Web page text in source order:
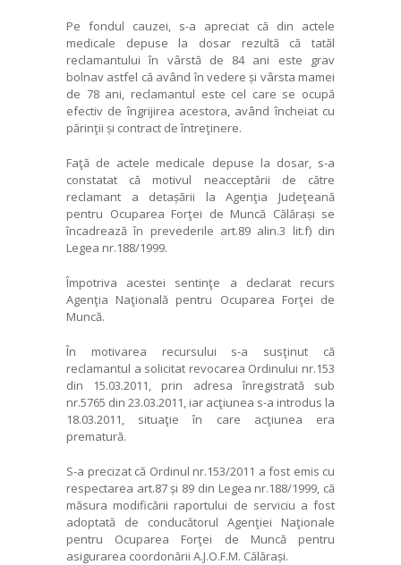
Pe fondul cauzei, s-a apreciat că din actele
medicale depuse la dosar rezultă că tatăl
reclamantului în vârstă de 84 ani este grav
bolnav astfel că având în vedere și vârsta mamei
de 78 ani, reclamantul este cel care se ocupă
efectiv de îngrijirea acestora, având încheiat cu
părinţii și contract de întreţinere.
Faţă de actele medicale depuse la dosar, s-a
constatat că motivul neacceptării de către
reclamant a detașării la Agenţia Judeţeană
pentru Ocuparea Forţei de Muncă Călărași se
încadrează în prevederile art.89 alin.3 lit.f) din
Legea nr.188/1999.
Împotriva acestei sentinţe a declarat recurs
Agenţia Naţională pentru Ocuparea Forţei de
Muncă.
În motivarea recursului s-a susţinut că
reclamantul a solicitat revocarea Ordinului nr.153
din 15.03.2011, prin adresa înregistrată sub
nr.5765 din 23.03.2011, iar acţiunea s-a introdus la
18.03.2011, situaţie în care acţiunea era
prematură.
S-a precizat că Ordinul nr.153/2011 a fost emis cu
respectarea art.87 și 89 din Legea nr.188/1999, că
măsura modificării raportului de serviciu a fost
adoptată de conducătorul Agenţiei Naţionale
pentru Ocuparea Forţei de Muncă pentru
asigurarea coordonării A.J.O.F.M. Călărași.